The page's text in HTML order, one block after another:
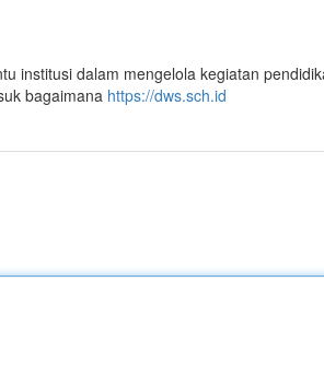
institusi dalam mengelola kegiatan
bagaimana https://dws.sch.id